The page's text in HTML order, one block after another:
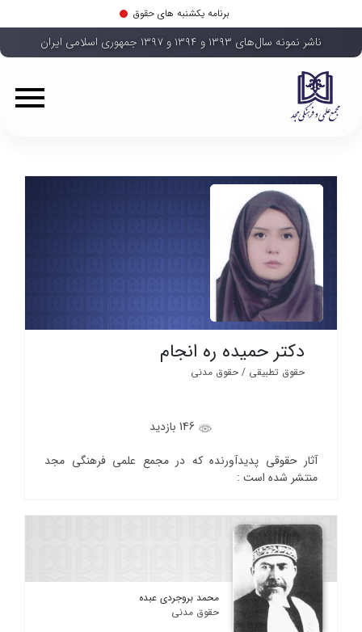
برنامه یکشنبه های حقوق
ناشر نمونه سال‌های ۱۳۹۳ و ۱۳۹۴ و ۱۳۹۷ جمهوری اسلامی ایران
دکتر حمیده ره انجام
حقوق تطبیقی / حقوق مدنی
آثار حقوقی پدیدآورنده که در مجمع علمی فرهنگی مجد
منتشر شده است :
محمد بروجردی عبده
حقوق مدنی